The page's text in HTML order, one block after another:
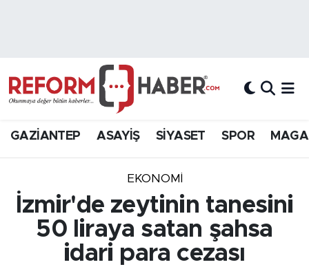
GAZİANTEP ASAYİŞ SİYASET SPOR
EKONOMİ
İzmir'de zeytinin tanesini
50 liraya satan şahsa
idari para cezası
Hava Durumu
Süper Lig Puan Durumu ve Fikstür
Tüm Manşetler
Son Dakika Haberleri
Haber Arşivi